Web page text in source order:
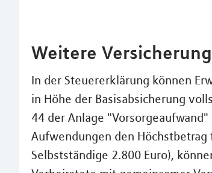
Weitere
In der Steuererklärung können
in Höhe der Basisabsicherung
44 der Anlage
Aufwendungen den
Selbstständige 2.800 Euro),